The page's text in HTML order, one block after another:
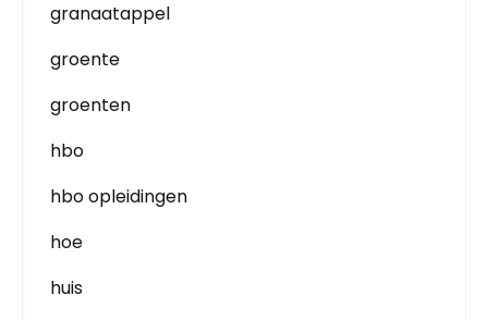
granaatappel
groente
groenten
hbo
hbo opleidingen
hoe
huis